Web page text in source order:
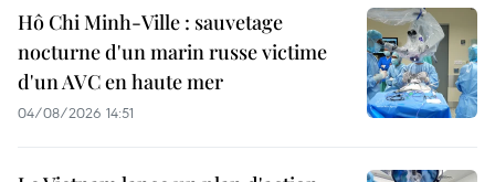
Hô Chi Minh-Ville : sauvetage
nocturne d'un marin russe victime
d'un AVC en haute mer
04/08/2026 14:51